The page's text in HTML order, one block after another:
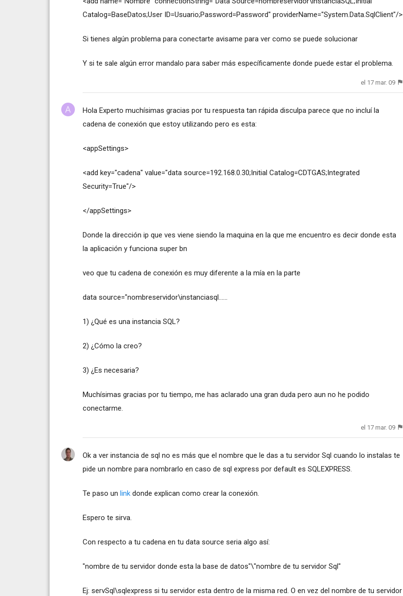
Catalog=BaseDatos;User ID=Usuario;Password=Password" providerName="System.Data.SqlClient"/>
Si tienes algún problema para conectarte avisame para ver como se puede solucionar
Y si te sale algún error mandalo para saber más específicamente donde puede estar el problema.
el 17 mar. 09
Hola Experto muchísimas gracias por tu respuesta tan rápida disculpa parece que no incluí la
cadena de conexión que estoy utilizando pero es esta:
<appSettings>
<add key="cadena" value="data source=192.168.0.30;Initial Catalog=CDTGAS;Integrated
Security=True"/>
</appSettings>
Donde la dirección ip que ves viene siendo la maquina en la que me encuentro es decir donde esta
la aplicación y funciona super bn
veo que tu cadena de conexión es muy diferente a la mía en la parte
data source="nombreservidor\instanciasql......
1) ¿Qué es una instancia SQL?
2) ¿Cómo la creo?
3) ¿Es necesaria?
Muchísimas gracias por tu tiempo, me has aclarado una gran duda pero aun no he podido
conectarme.
el 17 mar. 09
Ok a ver instancia de sql no es más que el nombre que le das a tu servidor Sql cuando lo instalas te
pide un nombre para nombrarlo en caso de sql express por default es SQLEXPRESS.
Te paso un link donde explican como crear la conexión.
Espero te sirva.
Con respecto a tu cadena en tu data source seria algo así:
"nombre de tu servidor donde esta la base de datos"\"nombre de tu servidor Sql"
Ej: servSql\sqlexpress si tu servidor esta dentro de la misma red. O en vez del nombre de tu servidor